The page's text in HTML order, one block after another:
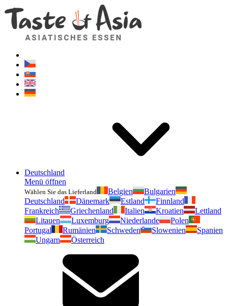
Deutschland
Menü öffnen
Wählen Sie das Lieferland Belgien
Bulgarien
Deutschland
Dänemark Estland
Finnland
Frankreich
Griechenland Italien Kroatien
Lettland
Litauen
Luxemburg Niederlande
Polen
Portugal
Rumänien Schweden Slowenien
Spanien
Ungarn
Österreich
Geschmackvonasien.de
Zögern Sie nicht zu fragen. Ich bin für Sie da!